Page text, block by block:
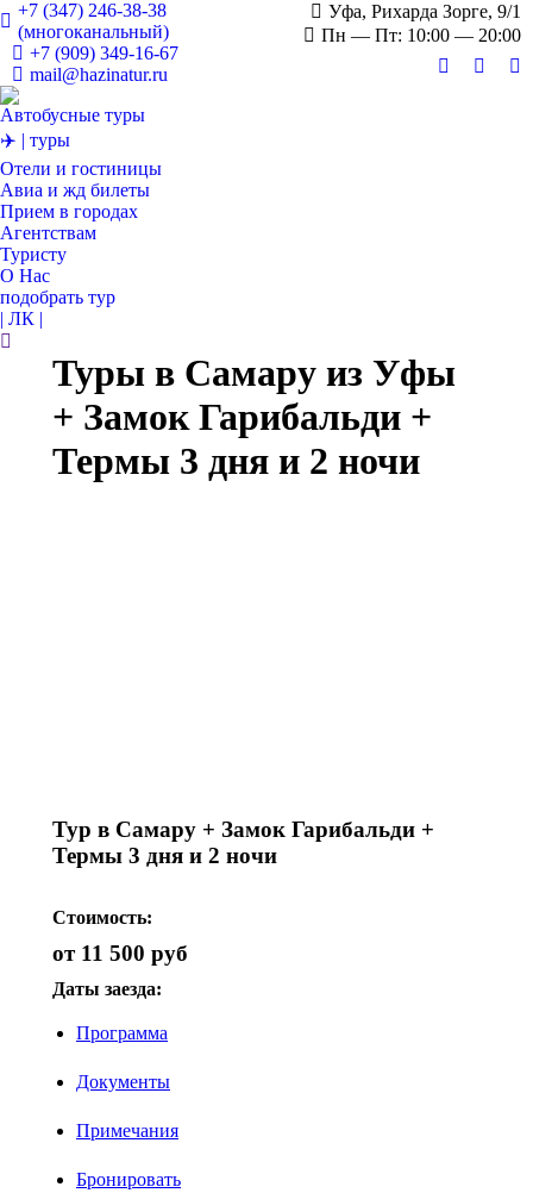
+7 (347) 246-38-38
(многоканальный)
+7 (909) 349-16-67
mail@hazinatur.ru
Уфа, Рихарда Зорге, 9/1
Пн — Пт: 10:00 — 20:00
Страница
Автобусные туры
✈️ | туры
Отели и гостиницы
Авиа и жд билеты
Прием в городах
Агентствам
Туристу
О Нас
подобрать тур
| ЛК |
Поиск:
Туры в Самару из Уфы
+ Замок Гарибальди +
Термы 3 дня и 2 ночи
Тур в Самару + Замок Гарибальди +
Термы 3 дня и 2 ночи
Стоимость:
от 11 500 руб
Даты заезда:
Программа
Документы
Примечания
Бронировать